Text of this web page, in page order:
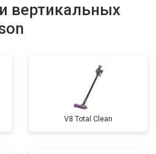
вертикальных
V8 Total Clean